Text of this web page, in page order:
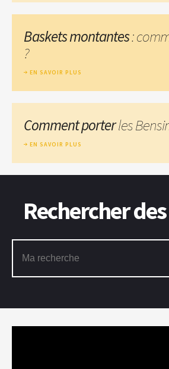
Baskets montantes:
?
EN SAVOIR PLUS
Comment porterles
EN SAVOIR PLUS
Rechercher